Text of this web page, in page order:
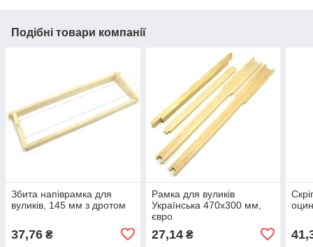
Подібні товари компанії
Збита напіврамка для
вуликів, 145 мм з дротом
37,76 ₴
Рамка для вуликів
Українська 470х300 мм,
євро
27,14₴